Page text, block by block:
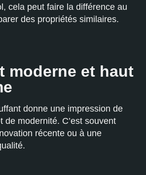
cela peut faire la différence au
des propriétés similaires.
moderne et haut
donne une impression de
de modernité. C’est souvent
récente ou à une